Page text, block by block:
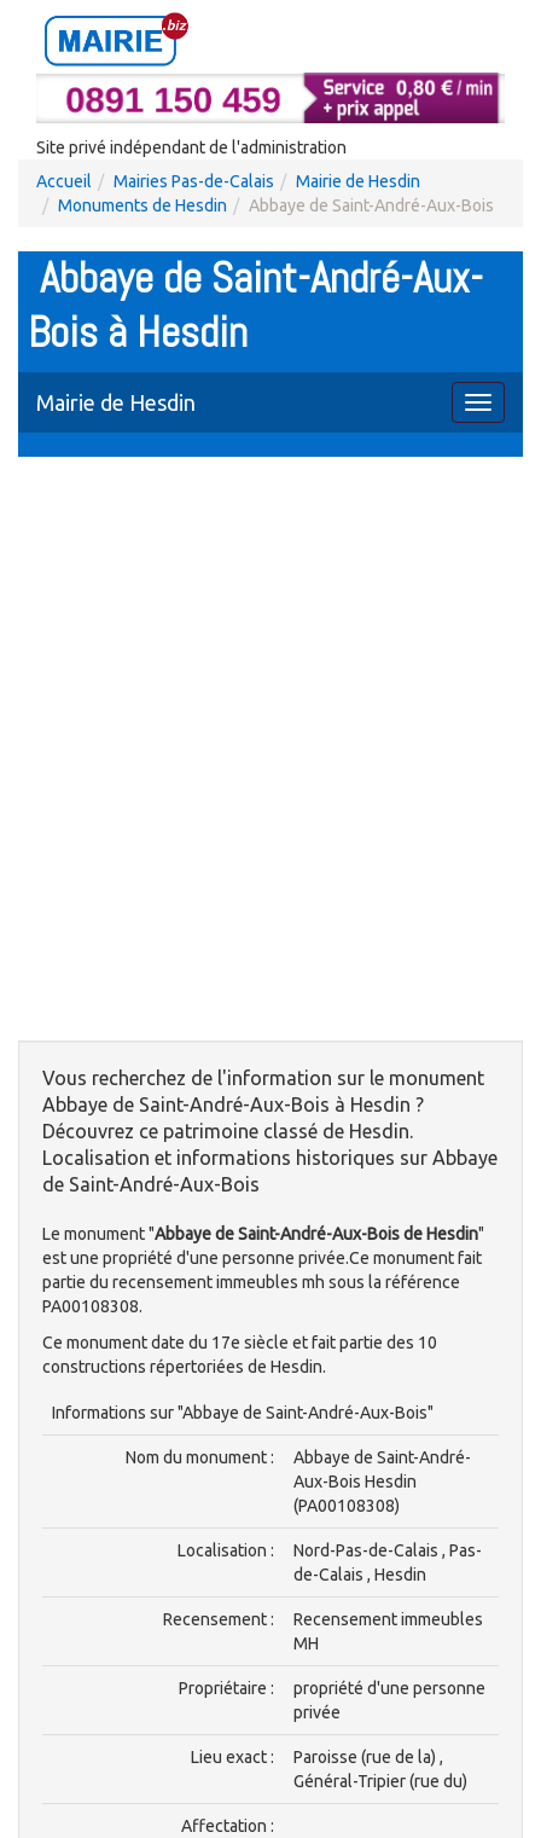
Site privé indépendant de l'administration
Accueil
Mairies Pas-de-Calais
Mairie de Hesdin
Monuments de Hesdin
Abbaye de Saint-André-Aux-Bois
Abbaye de Saint-André-Aux-
Bois à Hesdin
Toggle
Mairie de Hesdin
Vous recherchez de l'information sur le monument
Abbaye de Saint-André-Aux-Bois à Hesdin ?
Découvrez ce patrimoine classé de Hesdin.
Localisation et informations historiques sur Abbaye
de Saint-André-Aux-Bois
Le monument "Abbaye de Saint-André-Aux-Bois de Hesdin"
est une propriété d'une personne privée.Ce monument fait
partie du recensement immeubles mh sous la référence
PA00108308.
Ce monument date du 17e siècle et fait partie des 10
constructions répertoriées de Hesdin.
Informations sur "Abbaye de Saint-André-Aux-Bois"
Nom du monument :
Abbaye de Saint-André-
Aux-Bois Hesdin
(PA00108308)
Localisation :
Nord-Pas-de-Calais , Pas-
de-Calais , Hesdin
Recensement :
Recensement immeubles
MH
Propriétaire :
propriété d'une personne
privée
Lieu exact :
Paroisse (rue de la) ,
Général-Tripier (rue du)
Affectation :